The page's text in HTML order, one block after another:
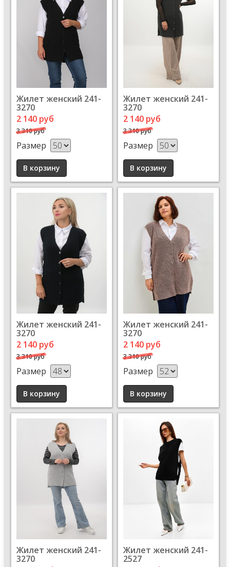
Жилет женский 241-
3270
2 140 руб
3 310 руб
Размер
Жилет женский 241-
3270
2 140 руб
3 310 руб
Размер
Жилет женский 241-
3270
2 140 руб
3 310 руб
Размер
Жилет женский 241-
3270
2 140 руб
3 310 руб
Размер
Жилет женский 241-
3270
Жилет женский 241-
2527